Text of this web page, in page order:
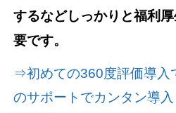
するなどしっかりと福利
要です。
⇒初めての360度評価導入
のサポートでカンタン導